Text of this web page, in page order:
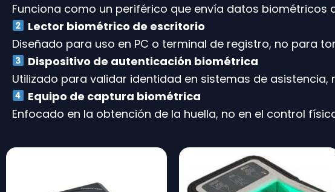
Funciona como un periférico que envía datos biométricos
Lector biométrico de escritorio
Diseñado para uso en PC o terminal de registro, no para
Dispositivo de autenticación biométrica
Utilizado para validar identidad en sistemas de asistencia,
Equipo de captura biométrica
Enfocado en la obtención de la huella, no en el control